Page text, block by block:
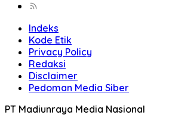
Indeks
Kode Etik
Privacy Policy
Redaksi
Disclaimer
Pedoman Media Siber
PT Madiunraya Media Nasional